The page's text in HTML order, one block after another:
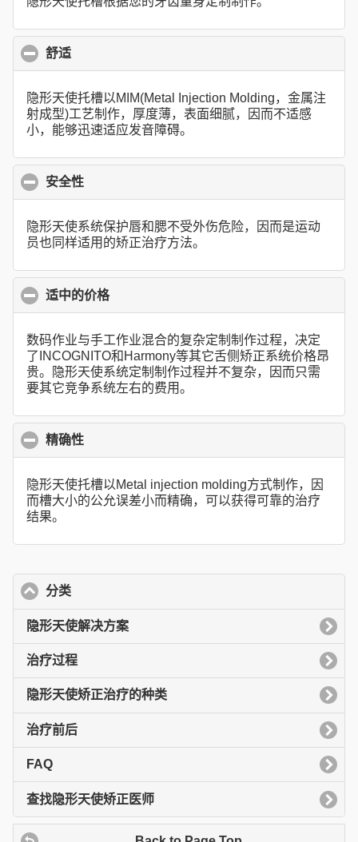
舒适
隐形天使托槽以MIM(Metal Injection Molding，金属注
射成型)工艺制作，厚度薄，表面细腻，因而不适感
小，能够迅速适应发音障碍。
安全性
隐形天使系统保护唇和腮不受外伤危险，因而是运动
员也同样适用的矫正治疗方法。
适中的价格click to collapse contents
数码作业与手工作业混合的复杂定制制作过程，决定
了INCOGNITO和Harmony等其它舌侧矫正系统价格昂
贵。隐形天使系统定制制作过程并不复杂，因而只需
要其它竞争系统左右的费用。
精确性
隐形天使托槽以Metal injection molding方式制作，因
而槽大小的公允误差小而精确，可以获得可靠的治疗
结果。
分类
隐形天使解决方案
治疗过程
隐形天使矫正治疗的种类
治疗前后
FAQ
查找隐形天使矫正医师